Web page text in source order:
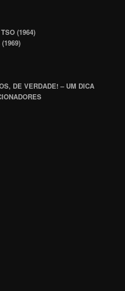
(1964)
DE VERDADE! – UM DICA